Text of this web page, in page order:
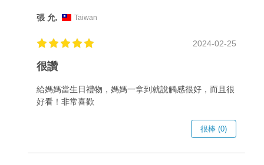
張 允. Taiwan
2024-02-25
很讚
給媽媽當生日禮物，媽媽一拿到就說觸感很好，而且很
好看！非常喜歡
很棒 (0)